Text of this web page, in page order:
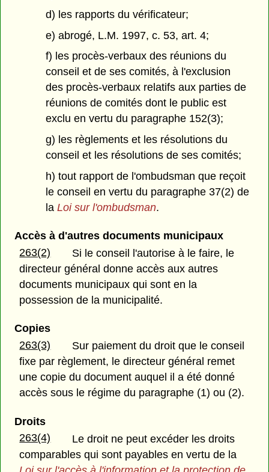
d) les rapports du vérificateur;
e) abrogé, L.M. 1997, c. 53, art. 4;
f) les procès-verbaux des réunions du
conseil et de ses comités, à l'exclusion
des procès-verbaux relatifs aux parties de
réunions de comités dont le public est
exclu en vertu du paragraphe 152(3);
g) les règlements et les résolutions du
conseil et les résolutions de ses comités;
h) tout rapport de l'ombudsman que reçoit
le conseil en vertu du paragraphe 37(2) de
laLoi sur l'ombudsman.
Accès à d'autres documents municipaux
263(2)
Si le conseil l'autorise à le faire, le
directeur général donne accès aux autres
documents municipaux qui sont en la
possession de la municipalité.
Copies
263(3)
Sur paiement du droit que le conseil
fixe par règlement, le directeur général remet
une copie du document auquel il a été donné
accès sous le régime du paragraphe (1) ou (2).
Droits
263(4)
Le droit ne peut excéder les droits
comparables qui sont payables en vertu de la